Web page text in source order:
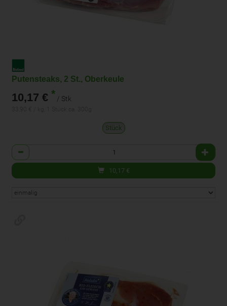
Putensteaks, 2 St., Oberkeule
10,17 € * / Stk
Stück
Anzahl
10,17 €